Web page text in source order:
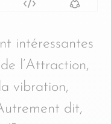
intéressantes
l’Attraction,
vibration,
dit,